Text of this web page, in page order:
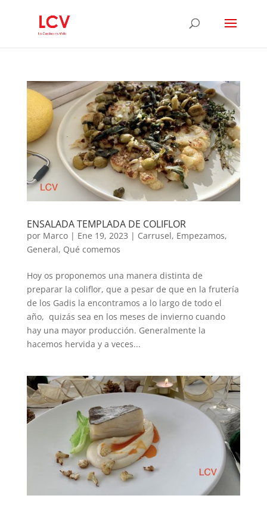
ENSALADA TEMPLADA DE COLIFLOR
por Marco| Ene 19, 2023 | Carrusel, Empezamos,
General, Qué comemos
Hoy os proponemos una manera distinta de
preparar la coliflor, que a pesar de que en la frutería
de los Gadis la encontramos a lo largo de todo el
año, quizás sea en los meses de invierno cuando
hay una mayor producción. Generalmente la
hacemos hervida y a veces...